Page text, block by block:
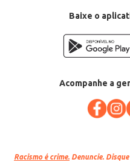
Baixe o
Acompanhe a
Racismo é crime. Denuncie.